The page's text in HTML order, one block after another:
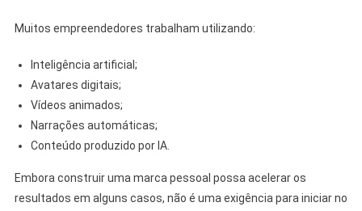
Muitos empreendedores trabalham utilizando:
Inteligência artificial;
Avatares digitais;
Vídeos animados;
Narrações automáticas;
Conteúdo produzido por IA.
Embora construir uma marca pessoal possa acelerar os
resultados em alguns casos, não é uma exigência para iniciar no